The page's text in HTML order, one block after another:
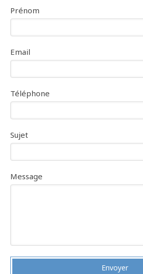
Prénom
Email
Téléphone
Sujet
Message
Envoyer